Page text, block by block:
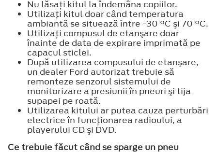
Nu lăsaţi kitul la îndemâna copiilor.
Utilizaţi kitul doar când temperatura
ambiantă se situează între -30 °C şi 70 °C.
Utilizaţi compusul de etanşare doar
înainte de data de expirare imprimată pe
capacul sticlei.
După utilizarea compusului de etanşare,
un dealer Ford autorizat trebuie să
remonteze senzorul sistemului de
monitorizare a presiunii în pneuri şi tija
supapei pe roată.
Utilizarea kitului ar putea cauza perturbări
electrice în funcţionarea radioului, a
playerului CD şi DVD.
Ce trebuie făcut când se sparge un pneu